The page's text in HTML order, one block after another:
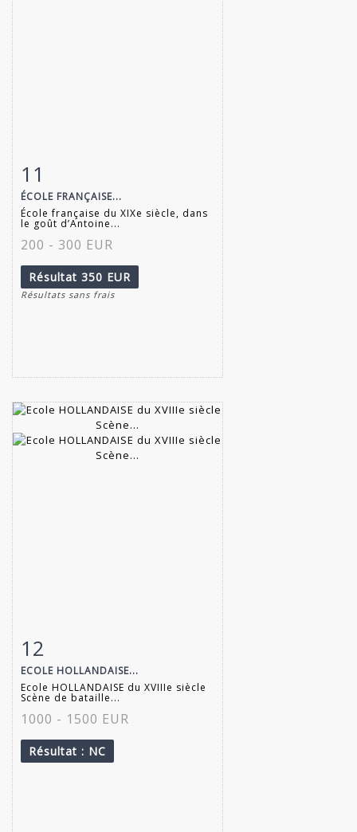
Fiche détaillée
11
ÉCOLE FRANÇAISE...
École française du XIXe siècle, dans
le goût d’Antoine...
200 - 300 EUR
Résultat 350 EUR
Résultats sans frais
Fiche détaillée
12
ECOLE HOLLANDAISE...
Ecole HOLLANDAISE du XVIIIe siècle
Scène de bataille...
1000 - 1500 EUR
Résultat : NC